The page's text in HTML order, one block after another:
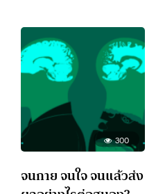
300
จนกาย จนใจ จนแล้วส่ง